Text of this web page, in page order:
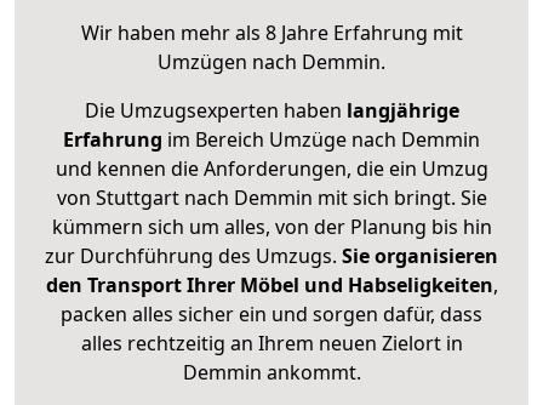
Wir haben mehr als 8 Jahre Erfahrung mit
Umzügen nach Demmin.
Die Umzugsexperten haben langjährige
Erfahrung im Bereich Umzüge nach Demmin
und kennen die Anforderungen, die ein Umzug
von Stuttgart nach Demmin mit sich bringt. Sie
kümmern sich um alles, von der Planung bis hin
zur Durchführung des Umzugs. Sie organisieren
den Transport Ihrer Möbel und Habseligkeiten,
packen alles sicher ein und sorgen dafür, dass
alles rechtzeitig an Ihrem neuen Zielort in
Demmin ankommt.